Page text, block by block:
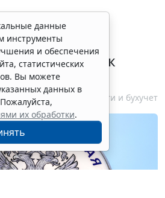
порядок
жалоб
Налоги и бухучет
данные
инструменты
и обеспечения
статистических
Вы можете
данных в
их обработки.